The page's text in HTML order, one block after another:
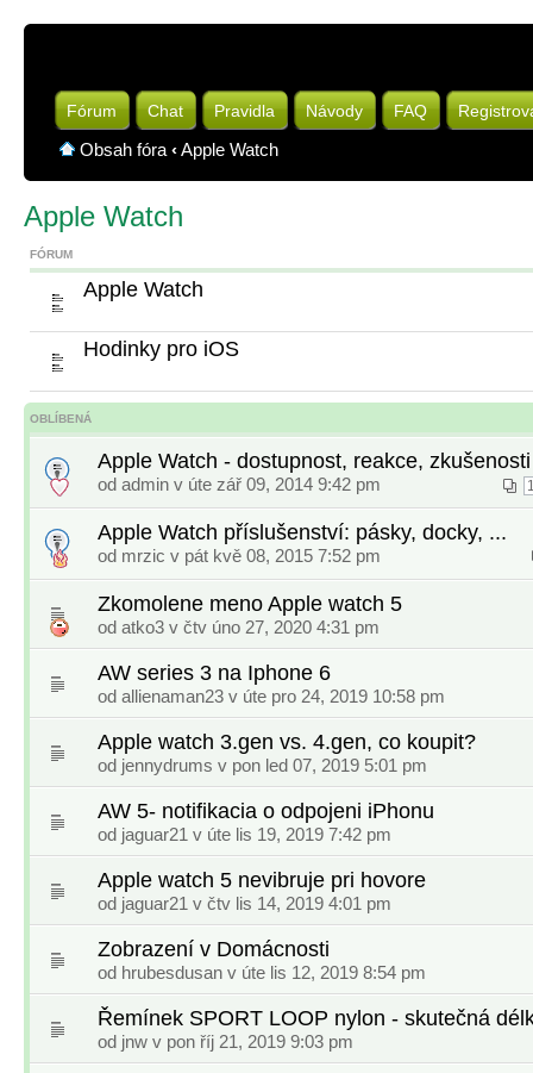
Fórum Chat Pravidla Návody FAQ
Obsah fóra ‹Apple Watch
Apple Watch
FÓRUM
Apple Watch
Hodinky pro iOS
OBLÍBENÁ
Apple Watch - dostupnost, reakce, zkušenosti
od admin v úte zář 09, 2014 9:42 pm
Apple Watch příslušenství: pásky, docky, ...
od mrzic v pát kvě 08, 2015 7:52 pm
Zkomolene meno Apple watch 5
od atko3 v čtv úno 27, 2020 4:31 pm
AW series 3 na Iphone 6
od allienaman23 v úte pro 24, 2019 10:58 pm
Apple watch 3.gen vs. 4.gen, co koupit?
od jennydrums v pon led 07, 2019 5:01 pm
AW 5- notifikacia o odpojeni iPhonu
od jaguar21 v úte lis 19, 2019 7:42 pm
Apple watch 5 nevibruje pri hovore
od jaguar21 v čtv lis 14, 2019 4:01 pm
Zobrazení v Domácnosti
od hrubesdusan v úte lis 12, 2019 8:54 pm
Řemínek SPORT LOOP nylon - skutečná
od jnw v pon říj 21, 2019 9:03 pm